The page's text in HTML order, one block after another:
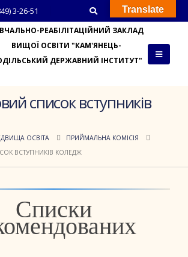
3-26-51
РЕАБІЛІТАЦІЙНИЙ ЗАКЛАД
ВИЩОЇ ОСВІТИ "КАМ'ЯНЕЦЬ-
ДЕРЖАВНИЙ ІНСТИТУТ"
список вступників
ОСВІТА
ПРИЙМАЛЬНА КОМІСІЯ
ВСТУПНИКІВ КОЛЕДЖ
Списки
Translate